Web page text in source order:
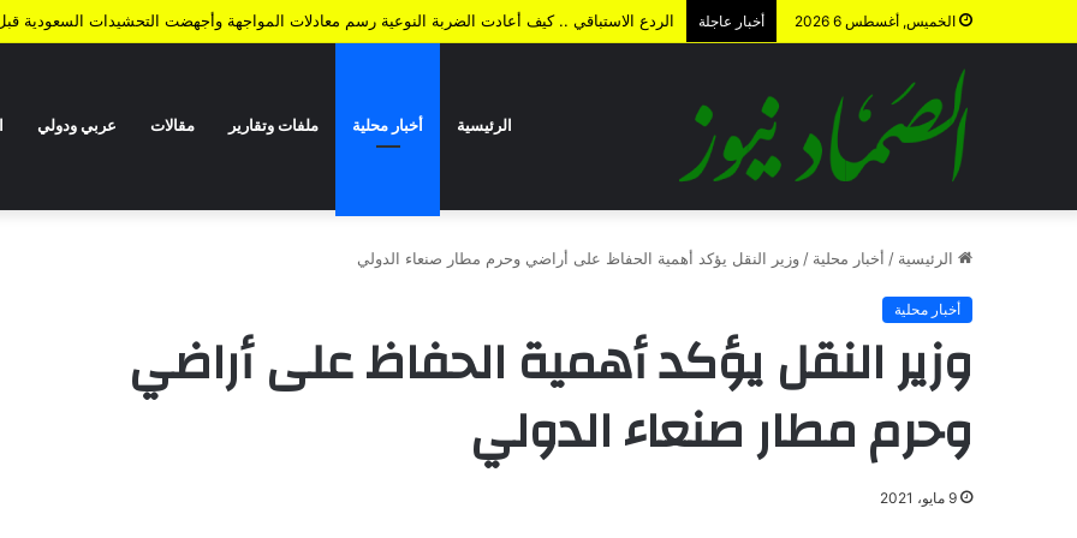
الخميس, أغسطس 6 2026 أخبار عاجلة الردع الاستباقي .. كيف أعادت الضربة النوعية رسم معادلات المواجهة وأجهضت التحشيدات السعودية قبل
الرئيسية أخبار محلية ملفات وتقارير مقالات عربي ودولي
الرئيسية / أخبار محلية / وزير النقل يؤكد أهمية الحفاظ على أراضي وحرم مطار صنعاء الدولي
أخبار محلية
وزير النقل يؤكد أهمية الحفاظ على أراضي
وحرم مطار صنعاء الدولي
9 مايو، 2021